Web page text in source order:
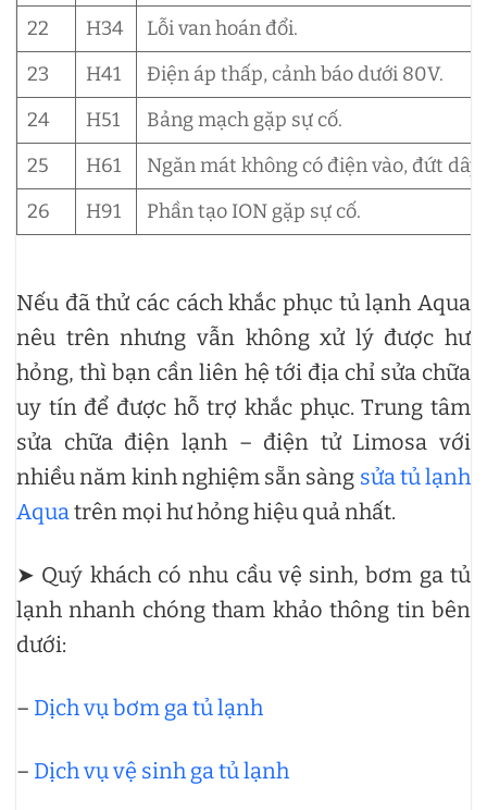
22
H34
Lỗi van hoán đổi.
23
H41
Điện áp thấp, cảnh báo dưới 80V.
24
H51
Bảng mạch gặp sự cố.
25
H61
Ngăn mát không có điện vào, đứt
26
H91 Phần tạo ION gặp sự cố.
Nếu đã thử các cách khắc phục tủ lạnh Aqua
nêu trên nhưng vẫn không xử lý được hư
hỏng, thì bạn cần liên hệ tới địa chỉ sửa chữa
uy tín để được hỗ trợ khắc phục. Trung tâm
sửa chữa điện lạnh – điện tử Limosa với
nhiều năm kinh nghiệm sẵn sàng sửa tủ lạnh
Aquatrên mọi hư hỏng hiệu quả nhất.
➤ Quý khách có nhu cầu vệ sinh, bơm ga tủ
lạnh nhanh chóng tham khảo thông tin bên
dưới:
– Dịch vụ bơm ga tủ lạnh
– Dịch vụ vệ sinh ga tủ lạnh